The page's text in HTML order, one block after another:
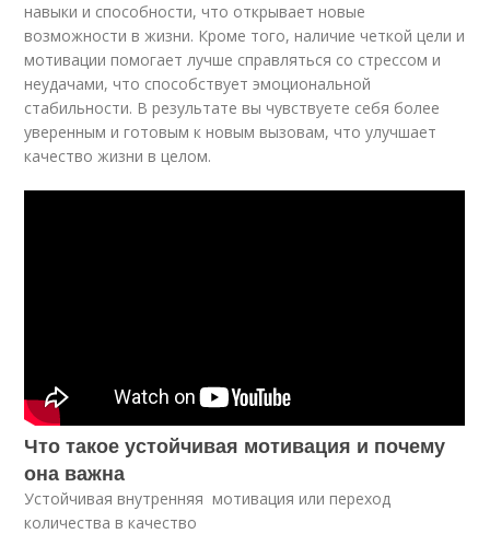
навыки и способности, что открывает новые
возможности в жизни. Кроме того, наличие четкой цели и
мотивации помогает лучше справляться со стрессом и
неудачами, что способствует эмоциональной
стабильности. В результате вы чувствуете себя более
уверенным и готовым к новым вызовам, что улучшает
качество жизни в целом.
Что такое устойчивая мотивация и почему
она важна
Устойчивая внутренняя мотивация или переход
количества в качество